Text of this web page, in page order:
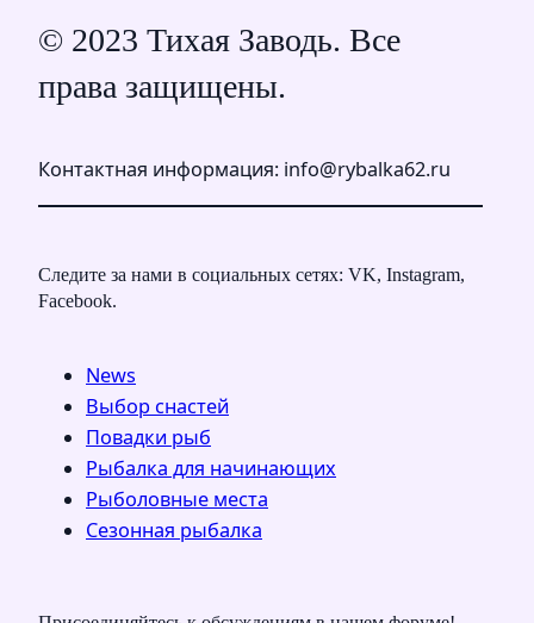
© 2023 Тихая Заводь. Все
права защищены.
Контактная информация: info@rybalka62.ru
Следите за нами в социальных сетях: VK, Instagram,
Facebook.
News
Выбор снастей
Повадки рыб
Рыбалка для начинающих
Рыболовные места
Сезонная рыбалка